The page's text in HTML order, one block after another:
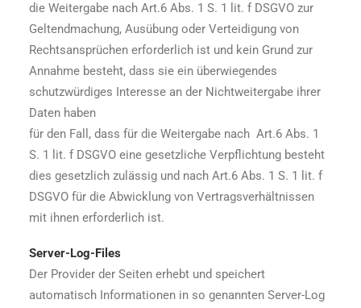
die Weitergabe nach Art.6 Abs. 1 S. 1 lit. f DSGVO zur
Geltendmachung, Ausübung oder Verteidigung von
Rechtsansprüchen erforderlich ist und kein Grund zur
Annahme besteht, dass sie ein überwiegendes
schutzwürdiges Interesse an der Nichtweitergabe ihrer
Daten haben
für den Fall, dass für die Weitergabe nach Art.6 Abs. 1
S. 1 lit. f DSGVO eine gesetzliche Verpflichtung besteht
dies gesetzlich zulässig und nach Art.6 Abs. 1 S. 1 lit. f
DSGVO für die Abwicklung von Vertragsverhältnissen
mit ihnen erforderlich ist.
Server-Log-Files
Der Provider der Seiten erhebt und speichert
automatisch Informationen in so genannten Server-Log